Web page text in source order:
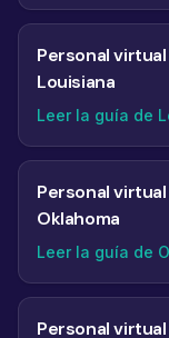
Personal
Louisiana
Leer la guía de
Personal
Oklahoma
Leer la guía de
Personal